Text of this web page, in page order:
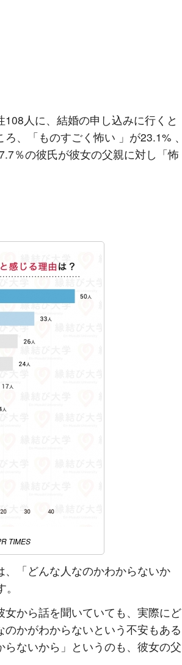
人に、結婚の申し込みに行くと
、「ものすごく怖い 」が23.1% 、
％の彼氏が彼女の父親に対し「怖
TIMES
「どんな人なのかわからないか
から話を聞いていても、実際にど
かがわからないという不安もある
ないから」というのも、彼女の父